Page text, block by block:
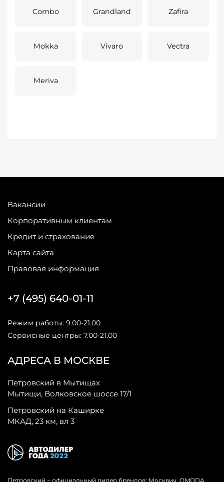
Combo Grandland Zafira
Mokka Vivaro Vectra
Meriva
Вакансии
Корпоративным клиентам
Кредит и страхование
Карта сайта
Правовая информация
АДРЕСА В МОСКВЕ
Петровский в Мытищах
Мытищи, Волковское шоссе 17/1
Петровский на Каширке
МКАД, 23 км, вл 3
+7 (495) 640-01-11
Режим работы: 9.00-21.00
Сервисные центры: 7.00-21.00
Петровский − официальный дилер брендов: Москвич, OMODA,